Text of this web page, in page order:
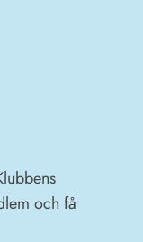
och få